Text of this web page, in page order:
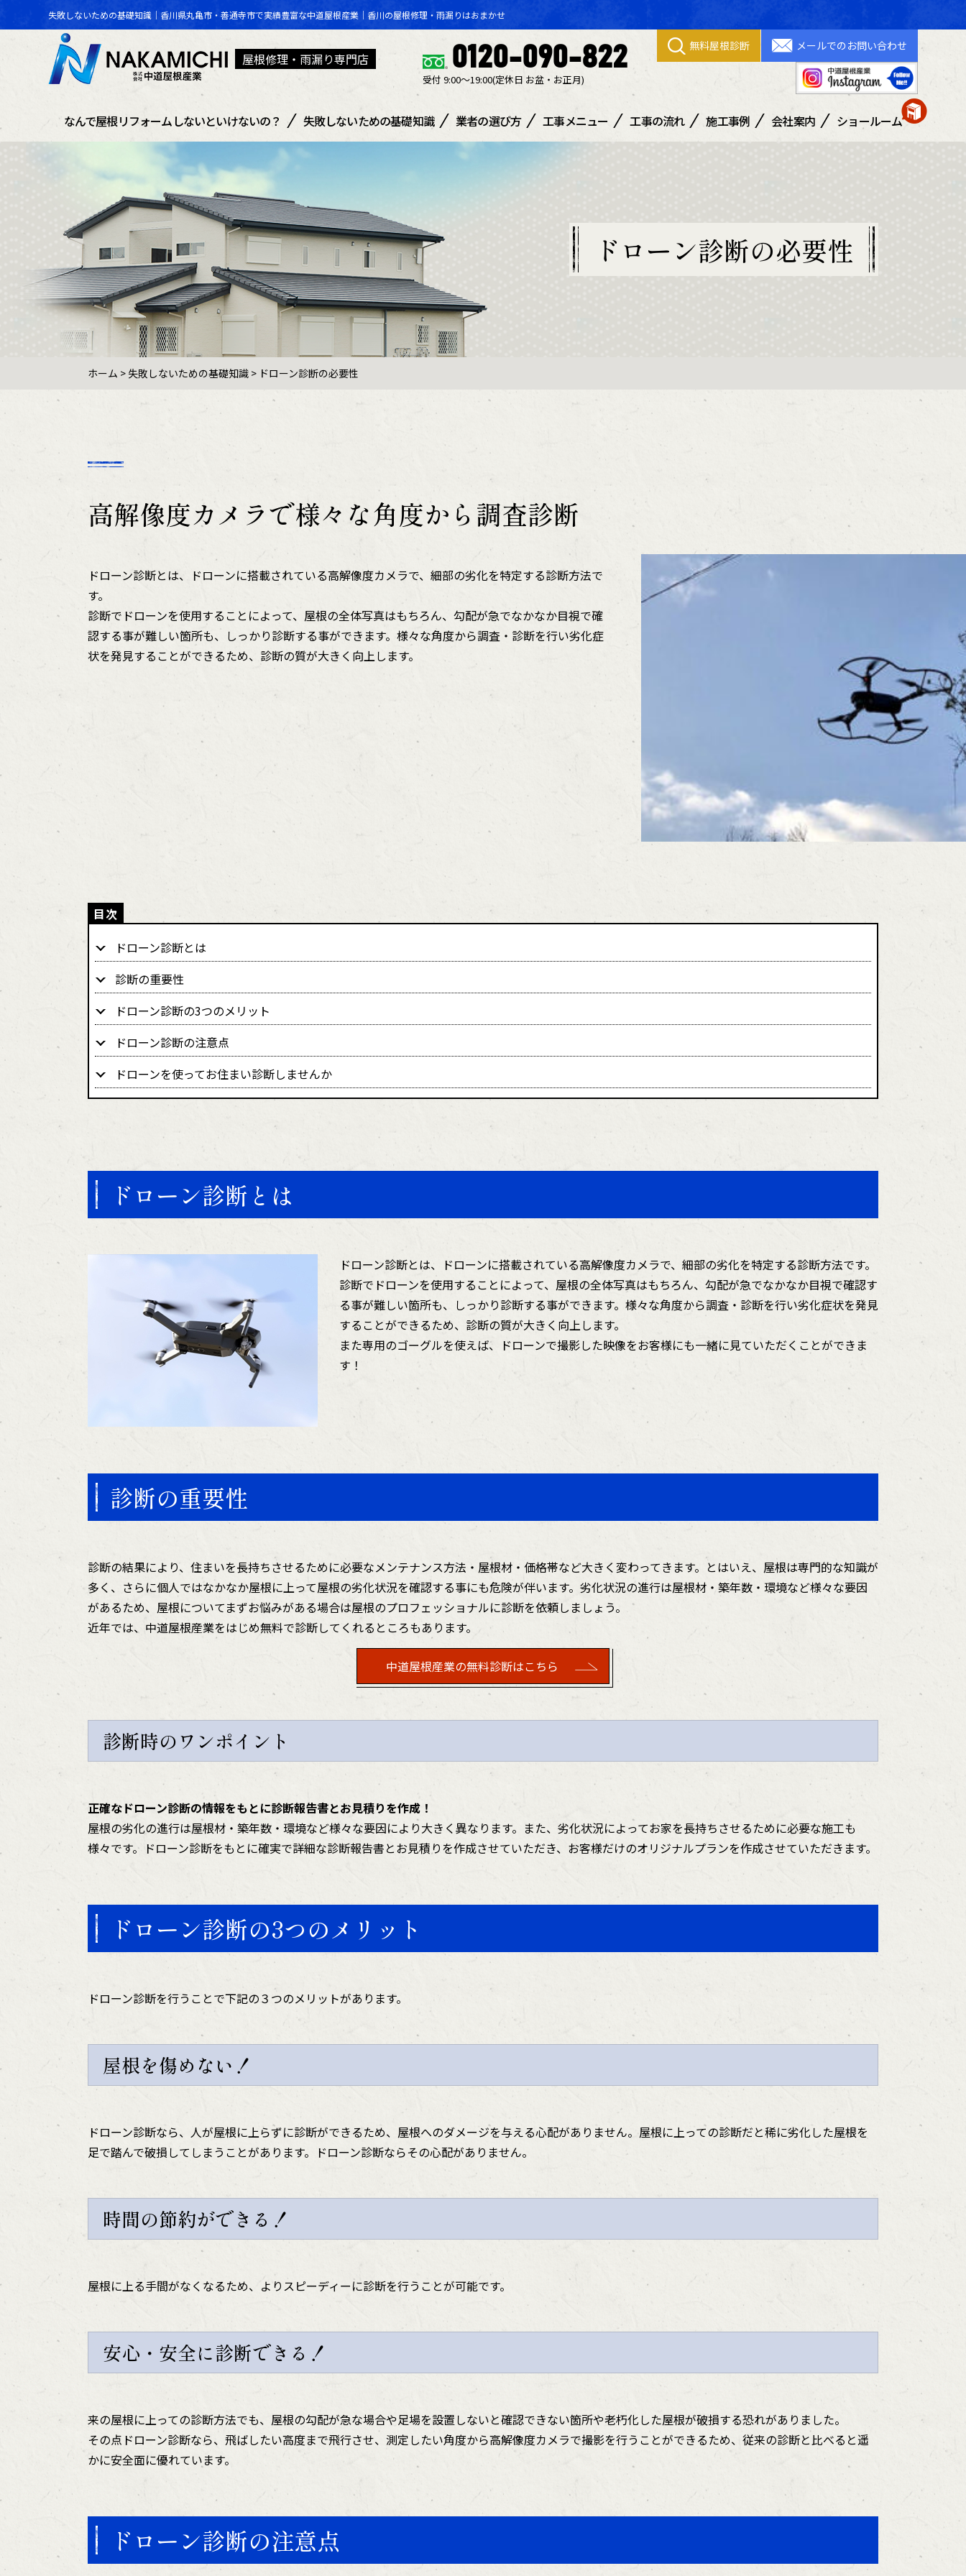
失敗しないための基礎知識｜香川県丸亀市・善通寺市で実績豊富な中道屋根産業｜香川の屋根修理・雨漏りはおまかせ
屋根修理・雨漏り専門店 0120-090-822
受付 9:00～19:00(定休日 ​お盆・お正月)
無料屋根診断 メールでのお問い合わせ
なんで屋根リフォームしないといけないの？ 失敗しないための基礎知識 業者の選び方 工事メニュー 工事の流れ 施工事例 会社案内
ショールーム
善通寺ショールーム
ドローン診断の必要性
ホーム > 失敗しないための基礎知識 > ドローン診断の必要性
高解像度カメラで様々な角度から調査診断
ドローン診断とは、ドローンに搭載されている高解像度カメラで、細部の劣化を特定する診断方法で
す。
診断でドローンを使用することによって、屋根の全体写真はもちろん、勾配が急でなかなか目視で確
認する事が難しい箇所も、しっかり診断する事ができます。様々な角度から調査・診断を行い劣化症
状を発見することができるため、診断の質が大きく向上します。
ドローン診断とは
診断の重要性
ドローン診断の3つのメリット
ドローン診断の注意点
ドローンを使ってお住まい診断しませんか
ドローン診断とは
ドローン診断とは、ドローンに搭載されている高解像度カメラで、細部の劣化を特定する診断方法です。
診断でドローンを使用することによって、屋根の全体写真はもちろん、勾配が急でなかなか目視で確認す
る事が難しい箇所も、しっかり診断する事ができます。様々な角度から調査・診断を行い劣化症状を発見
することができるため、診断の質が大きく向上します。
また専用のゴーグルを使えば、ドローンで撮影した映像をお客様にも一緒に見ていただくことができま
す！
診断の重要性
診断の結果により、住まいを長持ちさせるために必要なメンテナンス方法・屋根材・価格帯など大きく変わってきます。とはいえ、屋根は専門的な知識が
多く、さらに個人ではなかなか屋根に上って屋根の劣化状況を確認する事にも危険が伴います。劣化状況の進行は屋根材・築年数・環境など様々な要因
があるため、屋根についてまずお悩みがある場合は屋根のプロフェッショナルに診断を依頼しましょう。
近年では、中道屋根産業をはじめ無料で診断してくれるところもあります。
中道屋根産業の無料診断はこちら
診断時のワンポイント
正確なドローン診断の情報をもとに診断報告書とお見積りを作成！
屋根の劣化の進行は屋根材・築年数・環境など様々な要因により大きく異なります。また、劣化状況によってお家を長持ちさせるために必要な施工も
様々です。ドローン診断をもとに確実で詳細な診断報告書とお見積りを作成させていただき、お客様だけのオリジナルプランを作成させていただきます。
ドローン診断の3つのメリット
ドローン診断を行うことで下記の３つのメリットがあります。
屋根を傷めない！
ドローン診断なら、人が屋根に上らずに診断ができるため、屋根へのダメージを与える心配がありません。屋根に上っての診断だと稀に劣化した屋根を
足で踏んで破損してしまうことがあります。ドローン診断ならその心配がありません。
時間の節約ができる！
屋根に上る手間がなくなるため、よりスピーディーに診断を行うことが可能です。
安心・安全に診断できる！
来の屋根に上っての診断方法でも、屋根の勾配が急な場合や足場を設置しないと確認できない箇所や老朽化した屋根が破損する恐れがありました。
その点ドローン診断なら、飛ばしたい高度まで飛行させ、測定したい角度から高解像度カメラで撮影を行うことができるため、従来の診断と比べると遥
かに安全面に優れています。
ドローン診断の注意点